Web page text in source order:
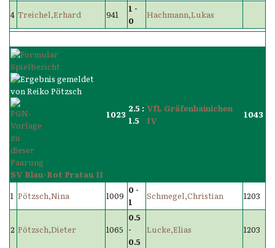
4 Treichel,Erhard 941
1 -
0
Hachmann,Lukas
SV Blau-Rot Pratau II
1023
2.5 :
1.5
VfL Gräfenhainichen
IV
1043
1 Pötzsch,Nina 1009
0 -
1
Schmegel,Christian 1203
2 Pötzsch,Dieter 1065
0.5
-
0.5
Lucke,Elias 1203